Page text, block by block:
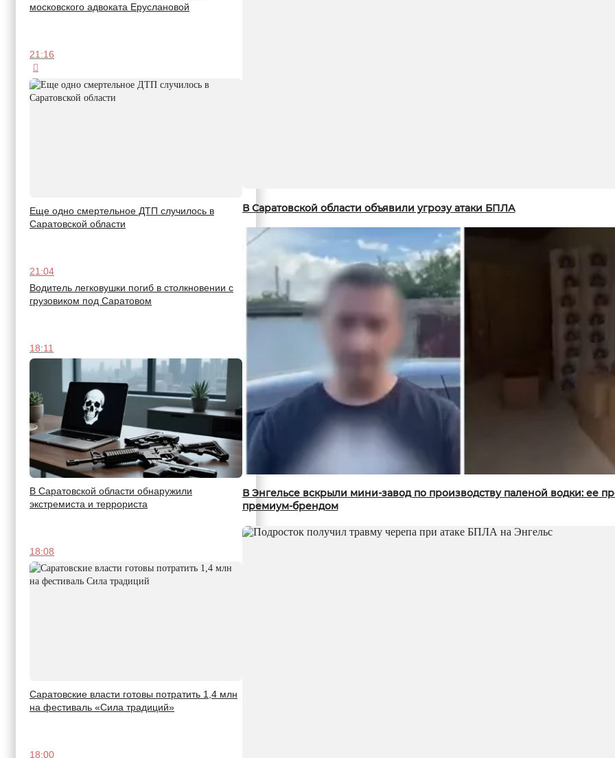
московского адвоката Еруслановой
21:16
Еще одно смертельное ДТП случилось в
Саратовской области
21:04
Водитель легковушки погиб в столкновении с
грузовиком под Саратовом
18:11
В Саратовской области обнаружили
экстремиста и террориста
18:08
Саратовские власти готовы потратить 1,4 млн
на фестиваль «Сила традиций»
18:00
В Саратовской области объявили угрозу атаки БПЛА
В Энгельсе вскрыли мини-завод по производству паленой водки: ее
премиум-брендом